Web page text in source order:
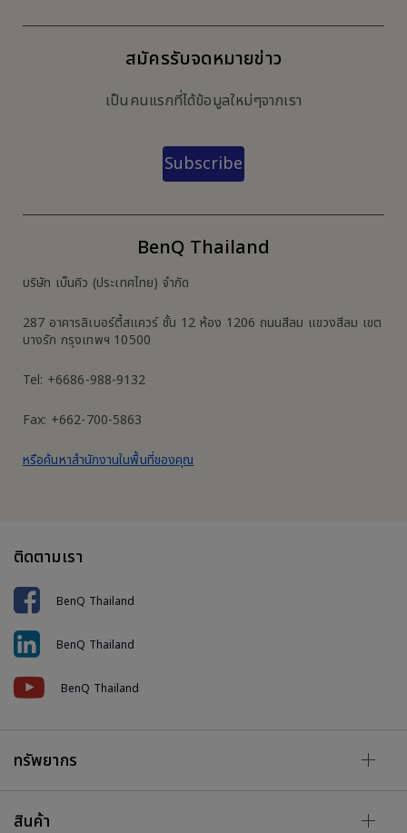
สมัครรับจดหมายข่าว
เป็นคนแรกที่ได้ข้อมูลใหม่ๆจากเรา
Subscribe
BenQ Thailand
บริษัท เบ็นคิว (ประเทศไทย) จำกัด
287 อาคารลิเบอร์ตี้สแควร์ ชั้น 12 ห้อง 1206 ถนนสีลม แขวงสีลม เขต
บางรัก กรุงเทพฯ 10500
Tel: +6686-988-9132
Fax: +662-700-5863
หรือค้นหาสำนักงานในพื้นที่ของคุณ
ติดตามเรา
BenQ Thailand
BenQ Thailand
BenQ Thailand
ทรัพยากร
สินค้า